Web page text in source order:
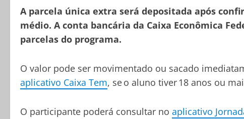
A parcela única extra será depositada após
médio. A conta bancária da Caixa Econômica
parcelas do programa.
O valor pode ser movimentado ou sacado
aplicativo Caixa Tem, se o aluno tiver 18 anos ou
O participante poderá consultar no aplicativo